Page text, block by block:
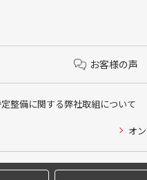
お客様の声
整備に関する弊社取組について
オ